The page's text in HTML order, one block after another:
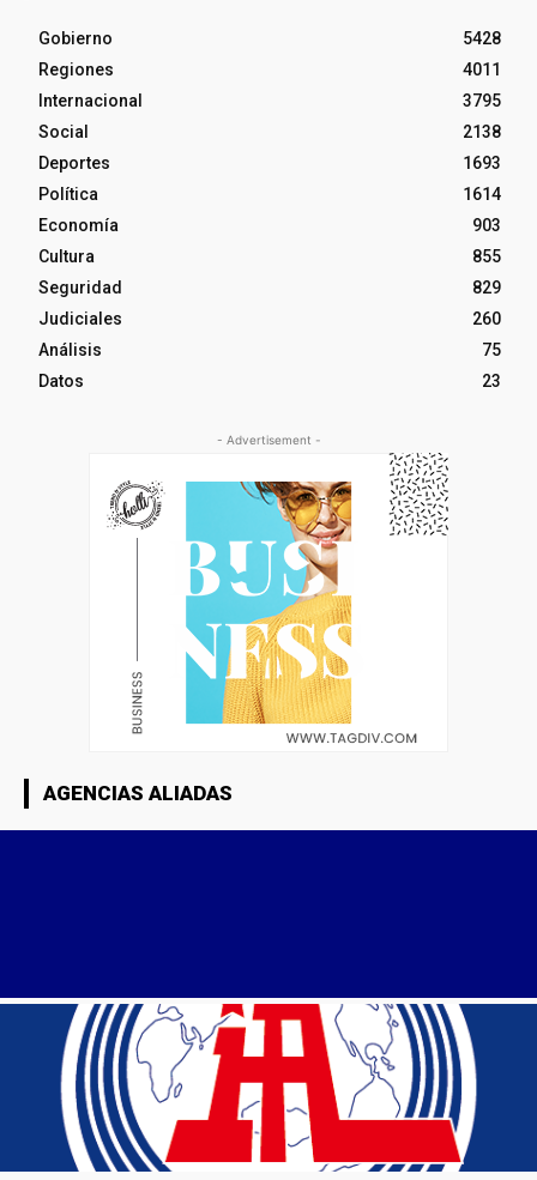
Gobierno
5428
Regiones
4011
Internacional
3795
Social
2138
Deportes
1693
Política
1614
Economía
903
Cultura
855
Seguridad
829
Judiciales
260
Análisis
75
Datos
23
- Advertisement -
AGENCIAS ALIADAS